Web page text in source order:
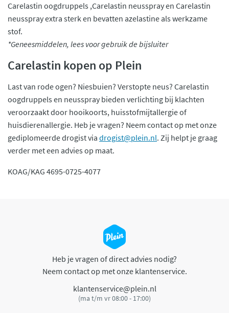
Carelastin oogdruppels ,Carelastin neusspray en Carelastin
neusspray extra sterk en bevatten azelastine als werkzame
stof.
*Geneesmiddelen, lees voor gebruik de bijsluiter
Carelastin kopen op Plein
Last van rode ogen? Niesbuien? Verstopte neus? Carelastin
oogdruppels en neusspray bieden verlichting bij klachten
veroorzaakt door hooikoorts, huisstofmijtallergie of
huisdierenallergie. Heb je vragen? Neem contact op met onze
gediplomeerde drogist via drogist@plein.nl. Zij helpt je graag
verder met een advies op maat.
KOAG/KAG 4695-0725-4077
Heb je vragen of direct advies nodig?
Neem contact op met onze klantenservice.
klantenservice@plein.nl
(ma t/m vr 08:00 - 17:00)